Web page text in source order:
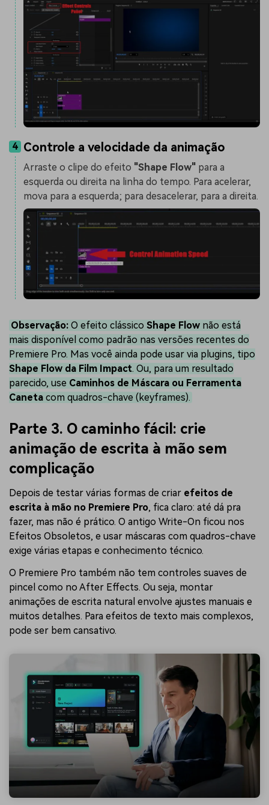
4 Controle a velocidade da animação
Arraste o clipe do efeito "Shape Flow" para a
esquerda ou direita na linha do tempo. Para acelerar,
mova para a esquerda; para desacelerar, para a direita.
Observação: O efeito clássicoShape Flow não está
mais disponível como padrão nas versões recentes do
Premiere Pro. Mas você ainda pode usar via plugins, tipo
Shape Flow da Film Impact. Ou, para um resultado
parecido, use Caminhos de Máscara ou Ferramenta
Caneta com quadros-chave (keyframes).
Parte 3. O caminho fácil: crie
animação de escrita à mão sem
complicação
Depois de testar várias formas de criar efeitos de
escrita à mão no Premiere Pro, fica claro: até dá pra
fazer, mas não é prático. O antigo Write-On ficou nos
Efeitos Obsoletos, e usar máscaras com quadros-chave
exige várias etapas e conhecimento técnico.
O Premiere Pro também não tem controles suaves de
pincel como no After Effects. Ou seja, montar
animações de escrita natural envolve ajustes manuais e
muitos detalhes. Para efeitos de texto mais complexos,
pode ser bem cansativo.